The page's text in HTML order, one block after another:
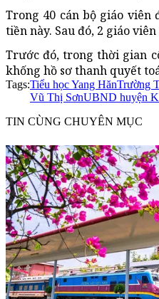
Trong 40 cán bộ giáo viên
tiền này. Sau đó, 2 giáo
Trước đó, trong thời gian
khống hồ sơ thanh quyết
Tags:Tiểu học Yang HănTrường
Vũ Thị SơnUBND huyện
TIN CÙNG CHUYÊN MỤC